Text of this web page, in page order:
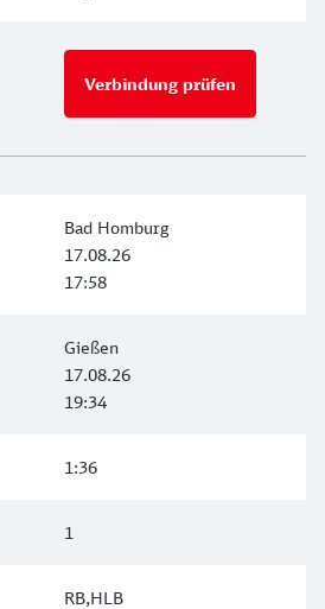
Verbindung prüfen
Bad Homburg
17.08.26
17:58
Gießen
17.08.26
19:34
1:36
1
RB,HLB